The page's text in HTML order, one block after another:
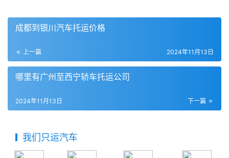
成都到银川汽车托运价格
上一篇 2024年11月13日
哪里有广州至西宁轿车托运公司
下一篇
2024年11月13日
我们只运汽车